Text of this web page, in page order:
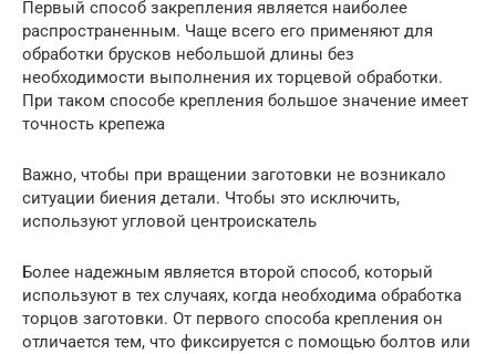
Первый способ закрепления является наиболее
распространенным. Чаще всего его применяют для
обработки брусков небольшой длины без
необходимости выполнения их торцевой обработки.
При таком способе крепления большое значение имеет
точность крепежа
Важно, чтобы при вращении заготовки не возникало
ситуации биения детали. Чтобы это исключить,
используют угловой центроискатель
Более надежным является второй способ, который
используют в тех случаях, когда необходима обработка
торцов заготовки. От первого способа крепления он
отличается тем, что фиксируется с помощью болтов или